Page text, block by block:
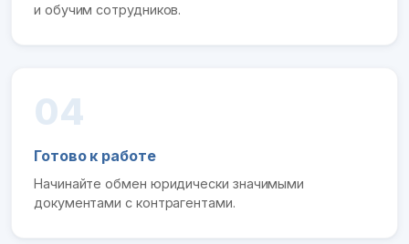
и обучим сотрудников.
04
Готово к работе
Начинайте обмен юридически значимыми
документами с контрагентами.